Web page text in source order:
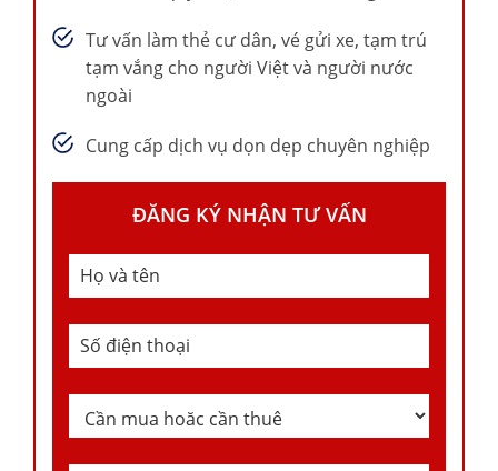
Tư vấn làm thẻ cư dân, vé gửi xe, tạm trú
tạm vắng cho người Việt và người nước
ngoài
Cung cấp dịch vụ dọn dẹp chuyên nghiệp
ĐĂNG KÝ NHẬN TƯ VẤN